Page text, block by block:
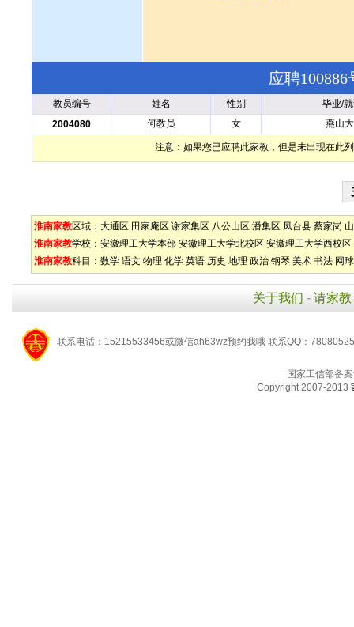
应聘
教员编号 姓名 性别
毕业/
2004080
何教员 女 燕山
注意：如果您已应聘此家教，但是未出现在此
淮南家教区域： 大通区 田家庵区 谢家集区 八公山区 潘集区 凤台县 蔡家岗
淮南家教学校： 安徽理工大学本部 安徽理工大学北校区 安徽理工大学西校区
淮南家教科目： 数学 语文 物理 化学 英语 历史 地理 政治 钢琴 美术 书法 网球
关于我们 - 请家教
联系电话：15215533456或微信ah63wz预约我哦 联系QQ：
国家工信部备
Copyright 2007-2013